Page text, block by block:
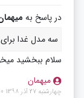
در پاسخ به
سه مدل غدا برای 500 نفر قیمتش برا هر نفر چنده
سلام ببخشید
میهمان
چهارشنبه 27 آذر 1398 12:00 AM